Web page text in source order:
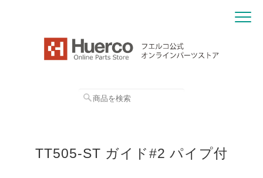
TT505-ST ガイド#2 パイプ付